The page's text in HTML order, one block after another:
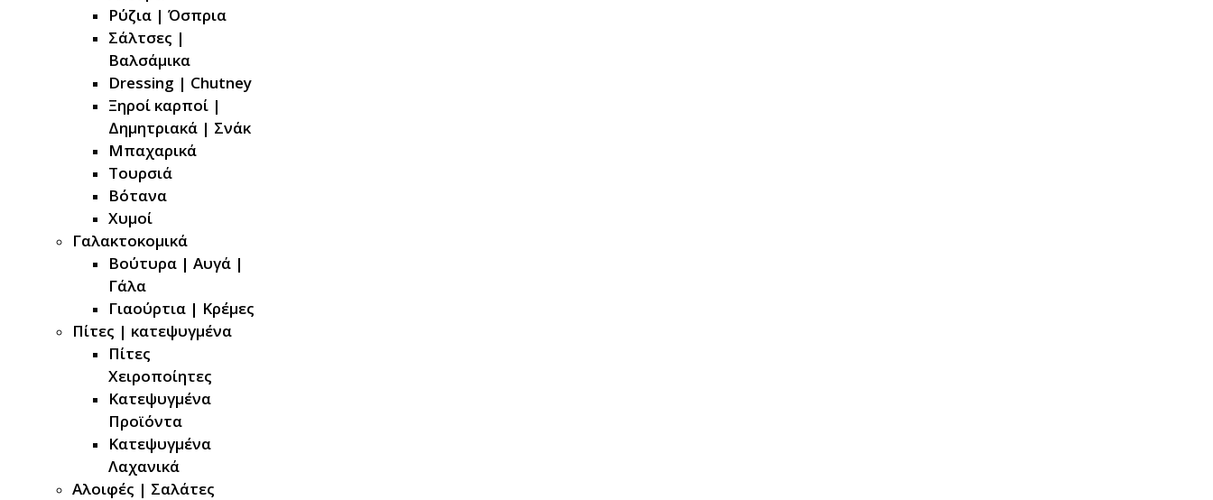
Ρύζια | Όσπρια
Σάλτσες |
Βαλσάμικα
Dressing | Chutney
Ξηροί καρποί |
Δημητριακά | Σνάκ
Μπαχαρικά
Τουρσιά
Βότανα
Χυμοί
Γαλακτοκομικά
Βούτυρα | Αυγά |
Γάλα
Γιαούρτια | Κρέμες
Πίτες | κατεψυγμένα
Πίτες
Χειροποίητες
Κατεψυγμένα
Προϊόντα
Κατεψυγμένα
Λαχανικά
Αλοιφές | Σαλάτες